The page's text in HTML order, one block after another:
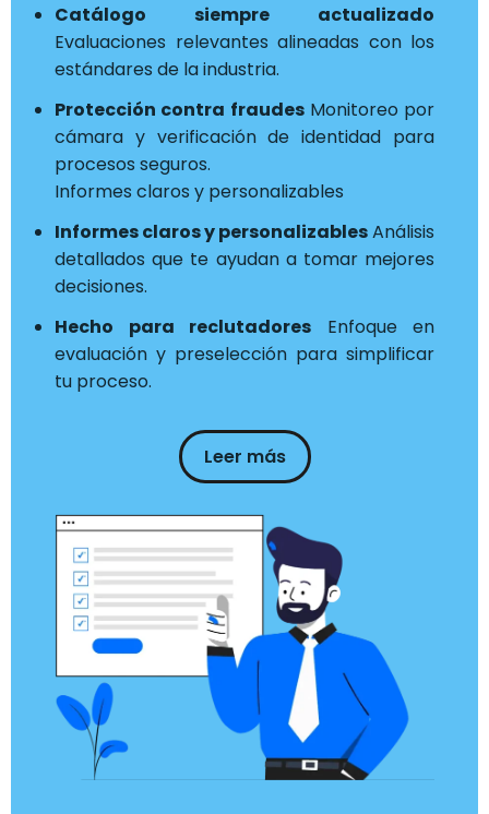
Catálogo siempre actualizado
Evaluaciones relevantes alineadas con los
estándares de la industria.
Protección contra fraudesMonitoreo por
cámara y verificación de identidad para
procesos seguros.
Informes claros y personalizables
Informes claros y personalizablesAnálisis
detallados que te ayudan a tomar mejores
decisiones.
Hecho para reclutadores Enfoque en
evaluación y preselección para simplificar
tu proceso.
Leer más